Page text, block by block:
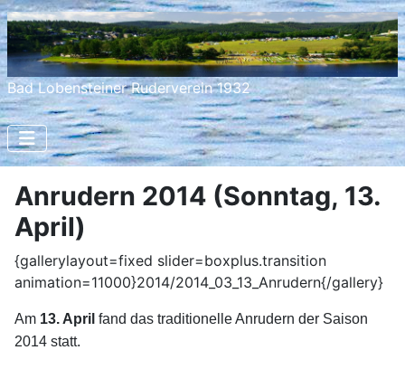
Bad Lobensteiner Ruderverein 1932
Anrudern 2014 (Sonntag, 13.
April)
{gallerylayout=fixed slider=boxplus.transition
animation=11000}2014/2014_03_13_Anrudern{/gallery}
Am 13. April fand das traditionelle Anrudern der Saison
2014 statt.